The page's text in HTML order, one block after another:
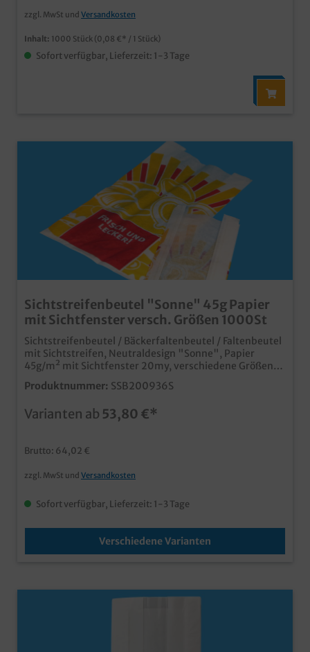
zzgl. MwSt und Versandkosten
Inhalt: 1000 Stück (0,08 €* / 1 Stück)
Sofort verfügbar, Lieferzeit: 1-3 Tage
Sichtstreifenbeutel "Sonne" 45g Papier
mit Sichtfenster versch. Größen 1000St
Sichtstreifenbeutel / Bäckerfaltenbeutel / Faltenbeutel
mit Sichtstreifen, Neutraldesign "Sonne", Papier
45g/m² mit Sichtfenster 20my, verschiedene Größen
gemäß Auswahl, 1000 Stück in VE qualitativer und
moderner Faltenbeutel mit integriertem Sichtstreifen
"Sonne"Sichtfensterbeutel, besonders geeignet für die
ab 30.000 Stück
Produktnummer: SSB200936S
Varianten ab 53,80 €*
Brutto: 64,02 €
zzgl. MwSt und Versandkosten
Sofort verfügbar, Lieferzeit: 1-3 Tage
Verschiedene Varianten